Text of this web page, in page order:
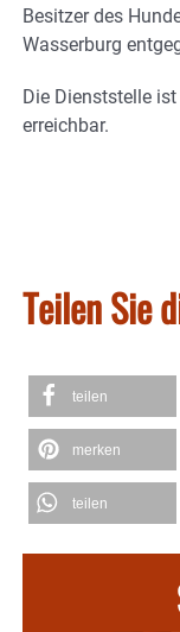
Besitzer des
Wasserburg
Die Dienststelle
erreichbar.
Teilen Sie
teilen
merken
teilen